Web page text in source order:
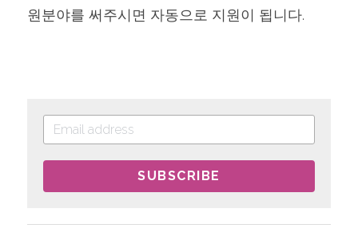
원분야를 써주시면 자동으로 지원이 됩니다.
SUBSCRIBE